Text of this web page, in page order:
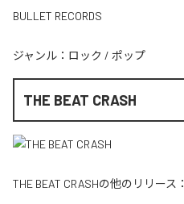
BULLET RECORDS
ジャンル： ロック / ポップ
THE BEAT CRASH
THE BEAT CRASHの他のリリース：